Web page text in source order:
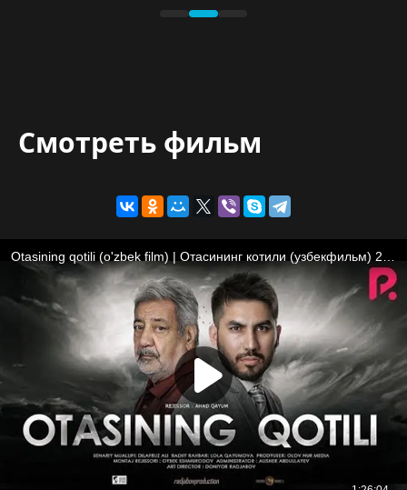
Смотреть фильм